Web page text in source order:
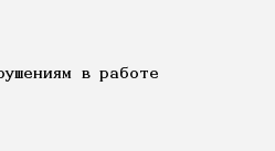
в работе